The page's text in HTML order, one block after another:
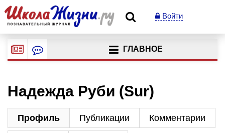
Войти
ГЛАВНОЕ
Надежда Руби (Sur)
Профиль Публикации Комментарии